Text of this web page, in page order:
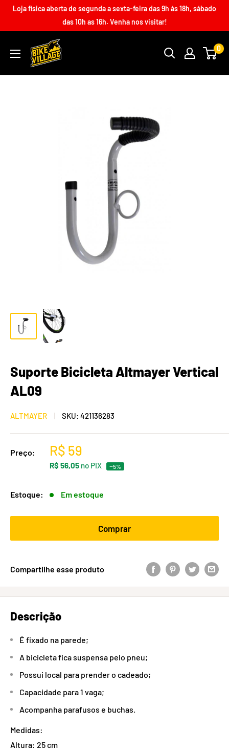
Loja física aberta de segunda a sexta-feira das 9h às 18h, sábado
das 10h as 16h. Venha nos visitar!
0
Suporte Bicicleta Altmayer Vertical
AL09
ALTMAYER SKU: 421136283
Preço: R$ 59
R$ 56,05 no PIX −5%
Estoque: Em estoque
Comprar
Compartilhe esse produto
Descrição
É fixado na parede;
A bicicleta fica suspensa pelo pneu;
Possui local para prender o cadeado;
Capacidade para 1 vaga;
Acompanha parafusos e buchas.
Medidas:
Altura: 25 cm